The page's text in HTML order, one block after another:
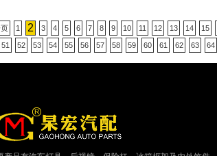
页 1 2 3 4 5 6 7 8 9 10 11 12 13 14 15
51 52 53 54 55 56 57 58 59 60 61 62 63 64